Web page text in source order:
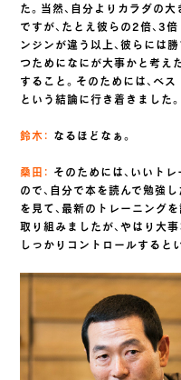
た。当然、自分よりカラダの
ですが、たとえ彼らの2倍、3
ンジンが違う以上、彼らには
つためになにが大事かと考え
すること。そのためには、ベ
という結論に行き着きました。
鈴木： なるほどなぁ。
桑田： そのためには、いいト
ので、自分で本を読んで勉強
を見て、最新のトレーニング
取り組みましたが、やはり大
しっかりコントロールすると